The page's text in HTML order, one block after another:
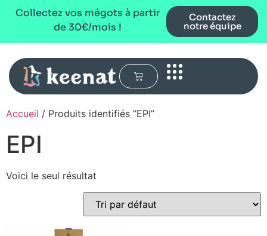
Collectez vos mégots à partir
de 30€/mois !
Contactez
notre équipe
Accueil / Produits identifiés “EPI”
EPI
Voici le seul résultat